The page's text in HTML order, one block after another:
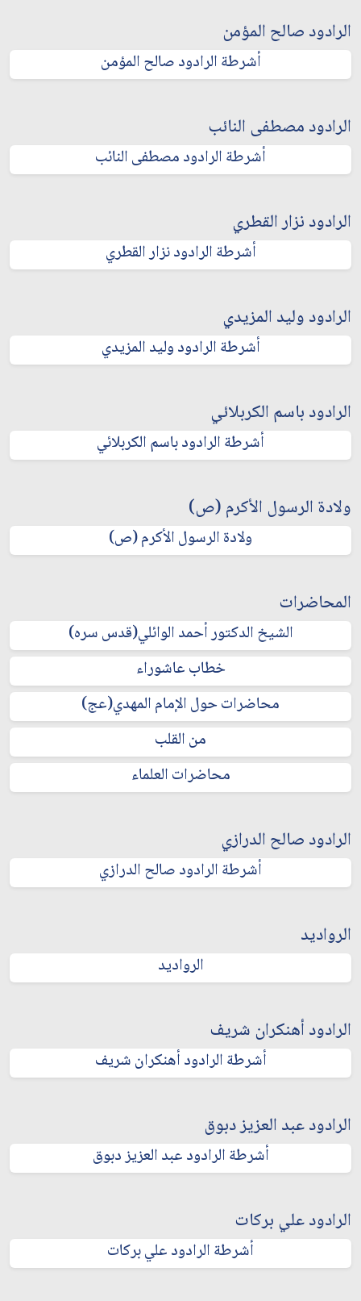
الرادود صالح المؤمن
أشرطة الرادود صالح المؤمن
الرادود مصطفى النائب
أشرطة الرادود مصطفى النائب
الرادود نزار القطري
أشرطة الرادود نزار القطري
الرادود وليد المزيدي
أشرطة الرادود وليد المزيدي
الرادود باسم الكربلائي
أشرطة الرادود باسم الكربلائي
ولادة الرسول الأكرم (ص)
ولادة الرسول الأكرم (ص)
المحاضرات
الشيخ الدكتور أحمد الوائلي(قدس سره)
خطاب عاشوراء
محاضرات حول الإمام المهدي(عج)
من القلب
محاضرات العلماء
الرادود صالح الدرازي
أشرطة الرادود صالح الدرازي
الرواديد
الرواديد
الرادود أهنكران شريف
أشرطة الرادود أهنكران شريف
الرادود عبد العزيز دبوق
أشرطة الرادود عبد العزيز دبوق
الرادود علي بركات
أشرطة الرادود علي بركات